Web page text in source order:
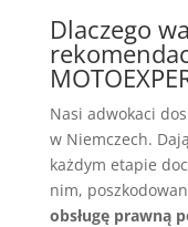
Dlaczego
Nasi adwokaci
w Niemczech.
każdym etapie
nim,
obsługę prawną